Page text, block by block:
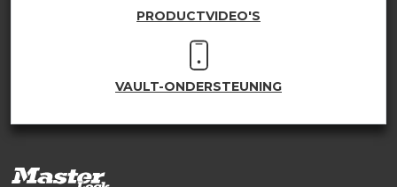
PRODUCTVIDEO'S
VAULT-ONDERSTEUNING